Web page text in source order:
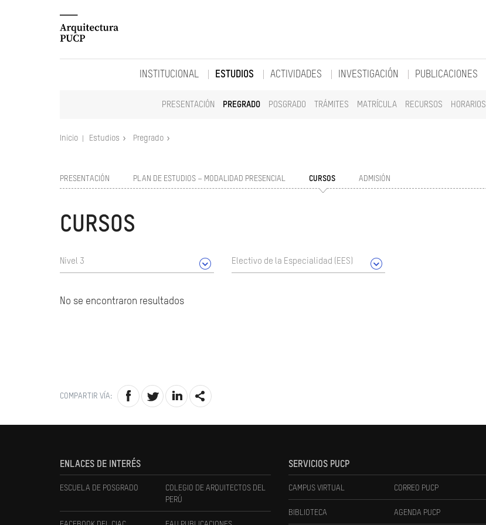
INSTITUCIONAL ESTUDIOS
PRESENTACIÓN PREGRADO POSGRADO TRÁMITES MATRÍCULA RECURSOS HORARIOS
ACTIVIDADES INVESTIGACIÓN PUBLICACIONES
Inicio Estudios Pregrado
PRESENTACIÓN PLAN DE ESTUDIOS – MODALIDAD PRESENCIAL CURSOS ADMISIÓN
CURSOS
Nivel 3 Electivo de la Especialidad (EES)
No se encontraron resultados
COMPARTIR VÍA:
ENLACES DE INTERÉS
ESCUELA DE POSGRADO
COLEGIO DE ARQUITECTOS DEL
PERÚ
SERVICIOS PUCP
CAMPUS VIRTUAL CORREO PUCP
BIBLIOTECA AGENDA PUCP